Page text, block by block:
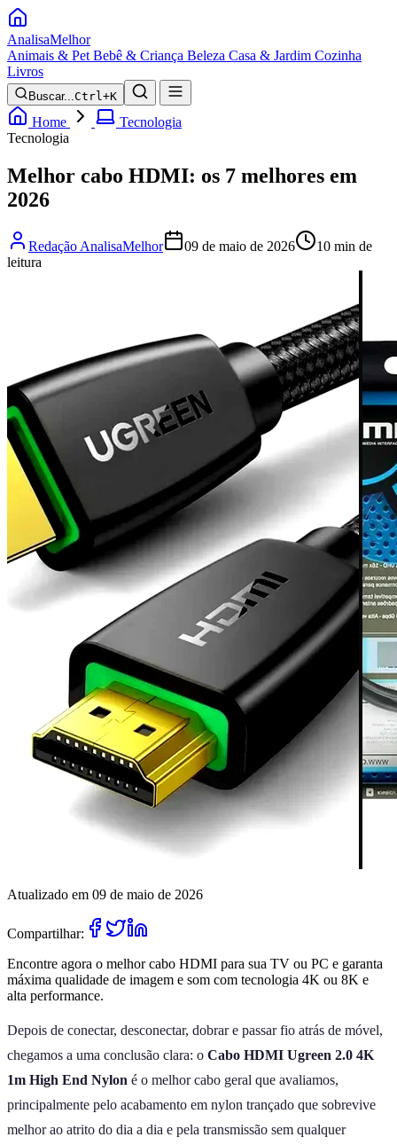
AnalisaMelhor
Animais & Pet Bebê & Criança Beleza Casa & Jardim Cozinha
Livros
Buscar...Ctrl+K
Home
Tecnologia
Tecnologia
Melhor cabo HDMI: os 7 melhores em
2026
Redação AnalisaMelhor 09 de maio de 2026
10 min de
leitura
Atualizado em 09 de maio de 2026
Compartilhar:
Encontre agora o melhor cabo HDMI para sua TV ou PC e garanta
máxima qualidade de imagem e som com tecnologia 4K ou 8K e
alta performance.
Depois de conectar, desconectar, dobrar e passar fio atrás de móvel,
chegamos a uma conclusão clara: o Cabo HDMI Ugreen 2.0 4K
1m High End Nylon é o melhor cabo geral que avaliamos,
principalmente pelo acabamento em nylon trançado que sobrevive
melhor ao atrito do dia a dia e pela transmissão sem qualquer